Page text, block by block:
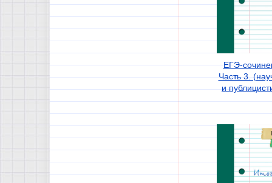
ЕГЭ-
Часть 3.
и